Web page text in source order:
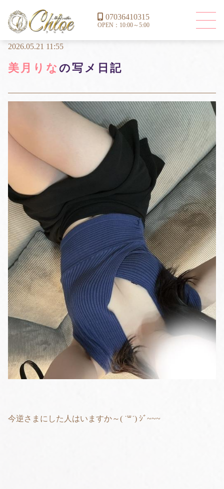
07036410315
OPEN：10:00～5:00
2026.05.21 11:55
美月りなの写メ日記
今逆さまにした人はいますか～( ˙꒳​˙) ｼﾞ~~~